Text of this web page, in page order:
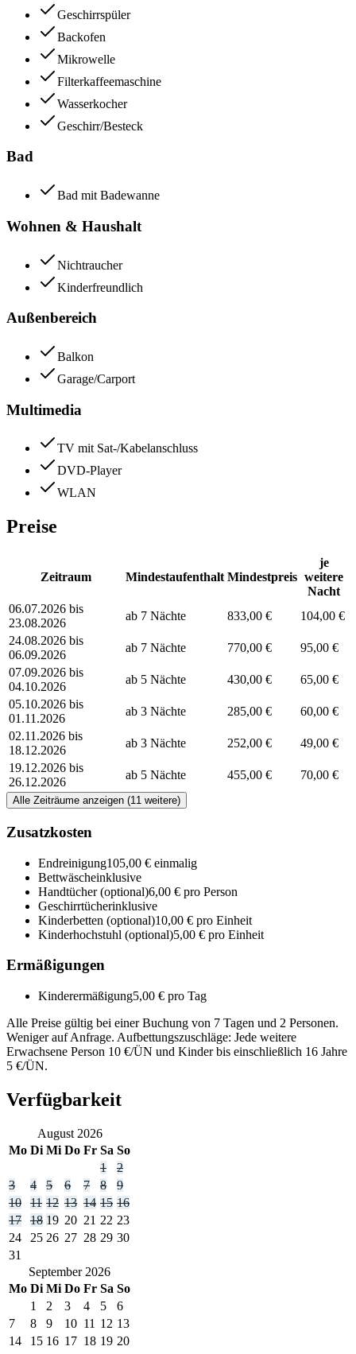
Geschirrspüler
Backofen
Mikrowelle
Filterkaffeemaschine
Wasserkocher
Geschirr/Besteck
Bad
Bad mit Badewanne
Wohnen & Haushalt
Nichtraucher
Kinderfreundlich
Außenbereich
Balkon
Garage/Carport
Multimedia
TV mit Sat-/Kabelanschluss
DVD-Player
WLAN
Preise
Zeitraum Mindestaufenthalt Mindestpreis
je
weitere
Nacht
06.07.2026 bis
23.08.2026
ab 7 Nächte 833,00 €
104,00 €
24.08.2026 bis
06.09.2026
ab 7 Nächte 770,00 €
95,00 €
07.09.2026 bis
04.10.2026
ab 5 Nächte 430,00 €
65,00 €
05.10.2026 bis
01.11.2026
ab 3 Nächte 285,00 €
60,00 €
02.11.2026 bis
18.12.2026
ab 3 Nächte 252,00 €
49,00 €
19.12.2026 bis
26.12.2026
ab 5 Nächte 455,00 € 70,00 €
Alle Zeiträume anzeigen (11 weitere)
Zusatzkosten
Endreinigung105,00 € einmalig
Bettwäscheinklusive
Handtücher(optional)6,00 € pro Person
Geschirrtücherinklusive
Kinderbetten (optional)10,00 € pro Einheit
Kinderhochstuhl (optional)5,00 € pro Einheit
Ermäßigungen
Kinderermäßigung5,00 € pro Tag
Alle Preise gültig bei einer Buchung von 7 Tagen und 2 Personen.
Weniger auf Anfrage. Aufbettungszuschläge: Jede weitere
Erwachsene Person 10 €/ÜN und Kinder bis einschließlich 16 Jahre
5 €/ÜN.
Verfügbarkeit
August 2026
Mo Di Mi Do Fr Sa So
1
2
3
4 5 6 7 8
9
10
11 12 13 14 15 16
17
18 19 20 21 22 23
24
25 26 27 28 29 30
31
September 2026
Mo Di Mi Do Fr Sa So
1
2 3 4 5
6
7
8 9 10 11 12 13
14
15 16 17 18 19 20